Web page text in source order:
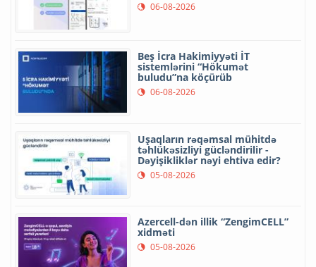
06-08-2026
Beş İcra Hakimiyyəti İT
sistemlərini “Hökumət
buludu”na köçürüb
06-08-2026
Uşaqların rəqəmsal mühitdə
təhlükəsizliyi gücləndirilir -
Dəyişikliklər nəyi ehtiva edir?
05-08-2026
Azercell-dən illik “ZengimCELL”
xidməti
05-08-2026